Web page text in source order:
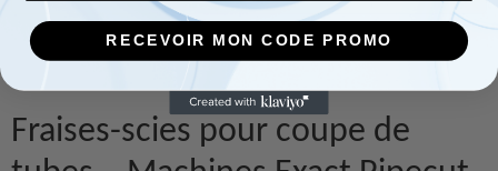
Fraises-scies pour coupe de
RECEVOIR MON CODE PROMO